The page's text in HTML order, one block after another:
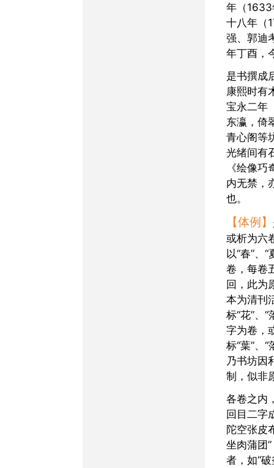
年（1633
十八年（
强、郭迪
年丁酉，
是书撰成后，流传甚广。
康熙时有
宝永二年
东瀛，倚
青心阁等
光绪间有
《绘像
内无禁，
也。
【体例】
或析为六
以“春”、“
卷，每卷
回，此为
本为清刊
标“花”、“
字为卷，
标“葉”、“
乃书坊因
制，似非
各卷之内，章回相承，有
回目二字
陀空张皮
坐肉蒲团
者，如“